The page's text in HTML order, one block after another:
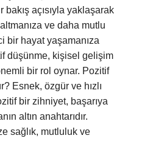
açısıyla yaklaşarak
ve daha mutlu
bir hayat yaşamanıza
düşünme, kişisel gelişim
bir rol oynar. Pozitif
Esnek, özgür ve hızlı
bir zihniyet, başarıya
altın anahtarıdır.
sağlık, mutluluk ve